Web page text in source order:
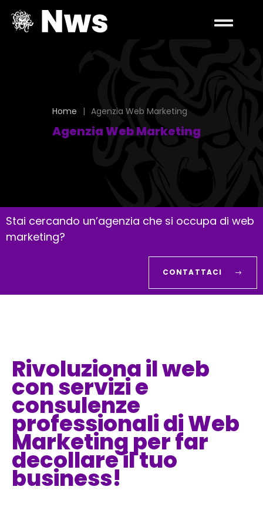
Home | Agenzia Web Marketing
Agenzia Web Marketing
Stai cercando un’agenzia che si occupa di web
marketing?
CONTATTACI
Rivoluziona il web
con servizi e
consulenze
professionali di Web
Marketing per far
decollare il tuo
business!